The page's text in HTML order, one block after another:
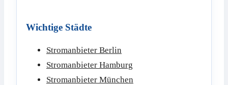
Wichtige Städte
Stromanbieter Berlin
Stromanbieter Hamburg
Stromanbieter München